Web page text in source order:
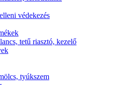
védekezés
tetű riasztó, kezelő
tyúkszem